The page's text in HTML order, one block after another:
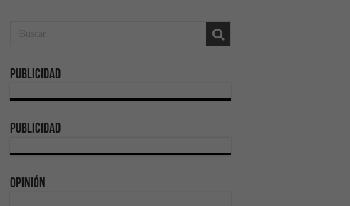
Publicidad
publicidad
Opinión